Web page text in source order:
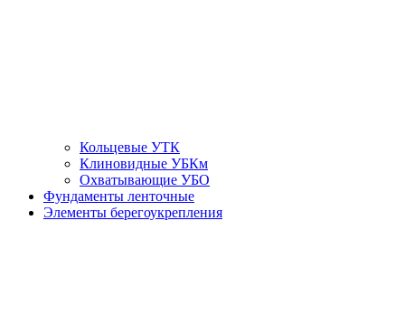
Кольцевые УТК
Клиновидные УБКм
Охватывающие УБО
Фундаменты ленточные
Элементы берегоукрепления